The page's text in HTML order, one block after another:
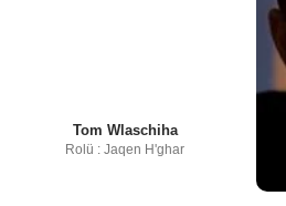
Tom Wlaschiha
Rolü : Jaqen H'ghar